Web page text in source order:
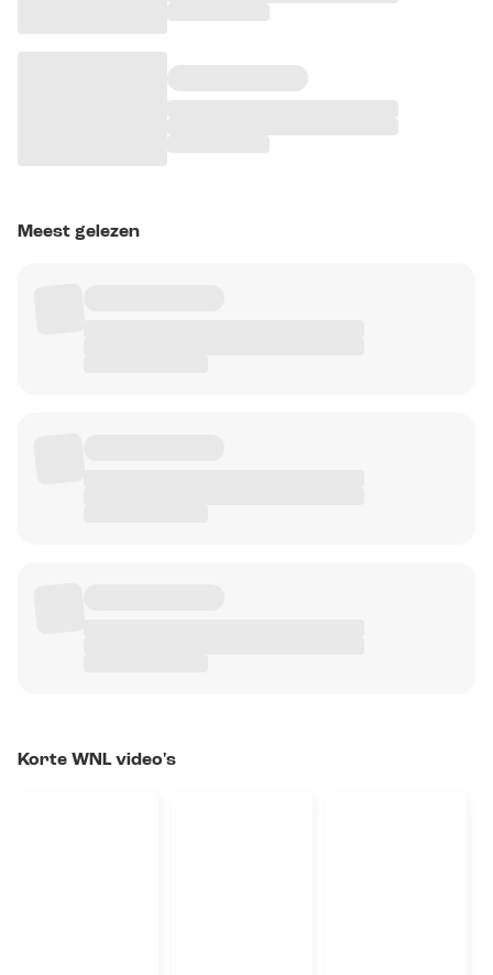
Meest gelezen
Korte WNL video's